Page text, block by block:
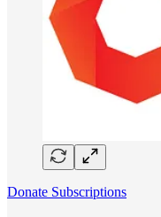
Donate Subscriptions